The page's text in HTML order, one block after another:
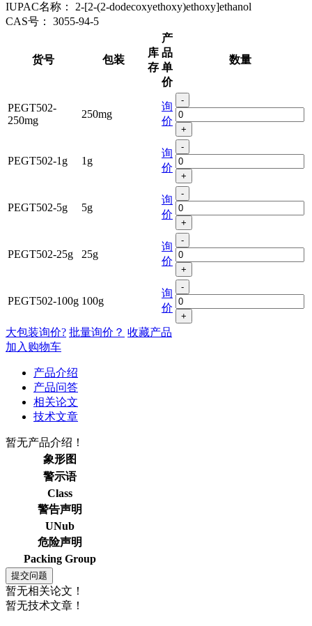
IUPAC名称： 2-[2-(2-dodecoxyethoxy)ethoxy]ethanol
CAS号：
3055-94-5
货号 包装
库
存
产
品
单
价
数量
PEGT502-
250mg
250mg
询
价
-
+
PEGT502-1g 1g
询
价
-
+
PEGT502-5g 5g
询
价
-
+
PEGT502-25g 25g
询
价
-
+
PEGT502-100g 100g
询
价
-
+
大包装询价? 批量询价？ 收藏产品
加入购物车
产品介绍
产品问答
相关论文
技术文章
暂无产品介绍！
象形图
警示语
Class
警告声明
UNub
危险声明
Packing Group
暂无相关论文！
暂无技术文章！